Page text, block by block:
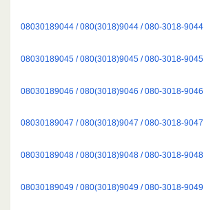
08030189044 / 080(3018)9044 / 080-3018-9044
08030189045 / 080(3018)9045 / 080-3018-9045
08030189046 / 080(3018)9046 / 080-3018-9046
08030189047 / 080(3018)9047 / 080-3018-9047
08030189048 / 080(3018)9048 / 080-3018-9048
08030189049 / 080(3018)9049 / 080-3018-9049